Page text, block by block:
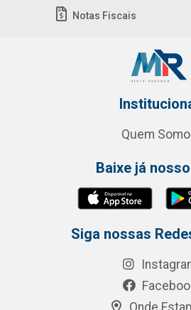
Notas Fiscais
Quem
Baixe já
Siga nossas
Onde